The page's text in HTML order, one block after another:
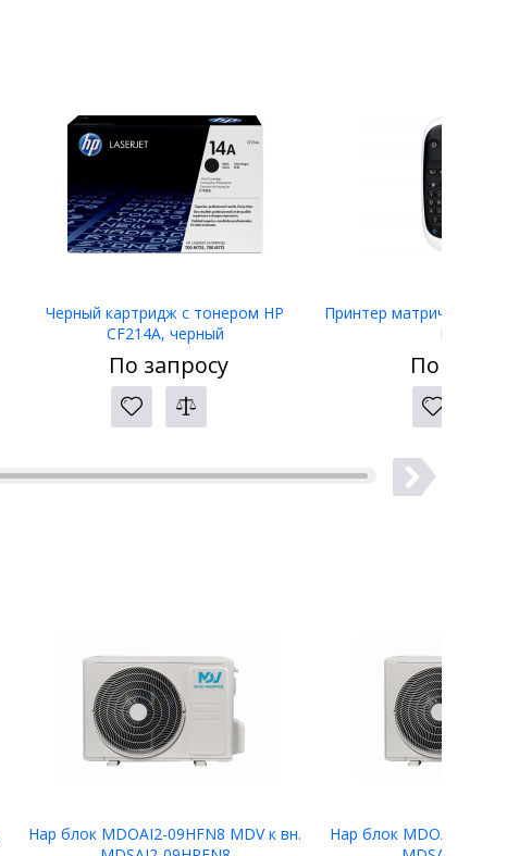
Черный картридж с тонером HP
CF214A, черный
По запросу
Принтер матричный
LW-400
По
Нар блок MDOAI2-09HFN8 MDV к вн.
Нар блок MDOAI2-